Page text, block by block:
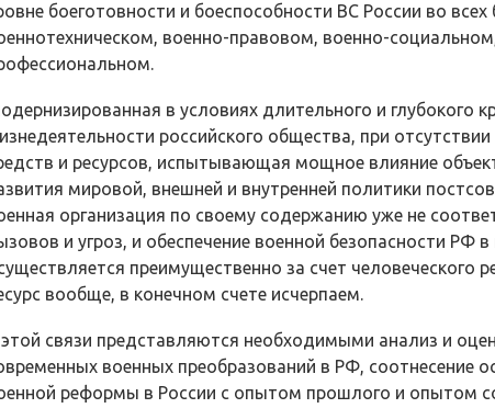
боеготовности и боеспособности ВС России во
военно-правовом, военно-
в условиях длительного и глубокого
российского общества, при
и ресурсов, испытывающая мощное влияние
мировой, внешней и внутренней политики
организация по своему содержанию уже не
и угроз, и обеспечение военной безопасности РФ
преимущественно за счет человеческого
вообще, в конечном счете исчерпаем.
связи представляются необходимыми анализ и
военных преобразований в РФ, соотнесение
реформы в России с опытом прошлого и опытом